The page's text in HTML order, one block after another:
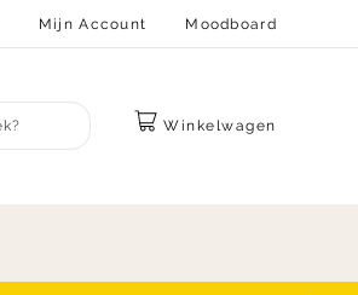
Mijn Account Moodboard
Winkelwagen